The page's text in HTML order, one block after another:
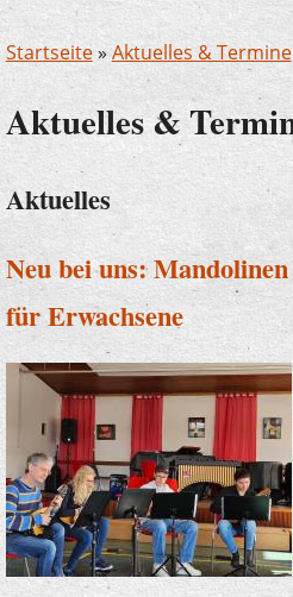
Startseite»Aktuelles & Termine
Aktuelles &
Aktuelles
Neu bei uns:
für Erwachsene